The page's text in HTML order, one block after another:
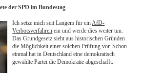
der SPD im Bundestag
Ich setze mich seit Langem für ein AfD-
Verbotsverfahren ein und werde dies weiter tun.
Das Grundgesetz sieht aus historischen Gründen
die Möglichkeit einer solchen Prüfung vor. Schon
einmal hat in Deutschland eine demokratisch
gewählte Partei die Demokratie abgeschafft.